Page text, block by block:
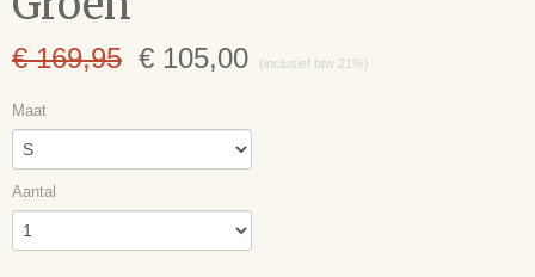
€ 169,95 € 105,00 (inclusief btw 21%)
Maat
Aantal